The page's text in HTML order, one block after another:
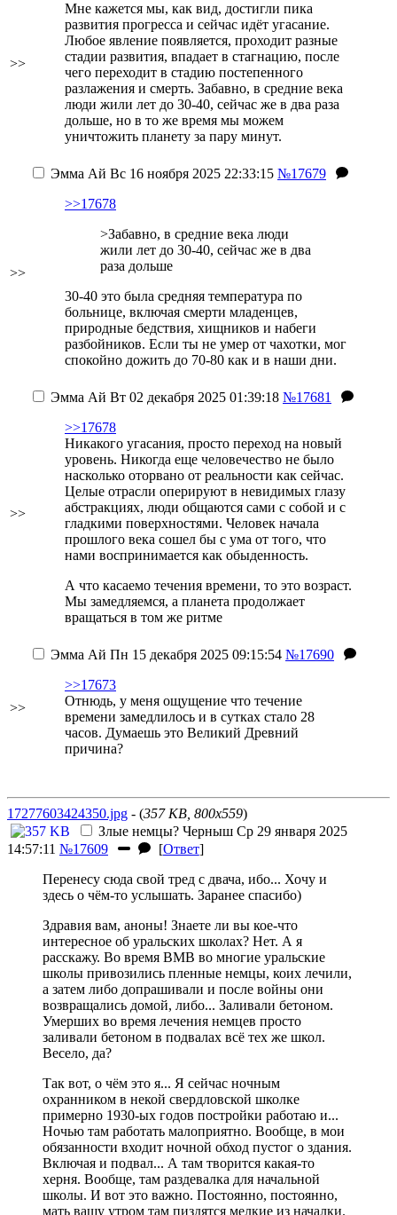
>>
Мне кажется мы, как вид, достигли пика
развития прогресса и сейчас идёт угасание.
Любое явление появляется, проходит разные
стадии развития, впадает в стагнацию, после
чего переходит в стадию постепенного
разлажения и смерть. Забавно, в средние века
люди жили лет до 30-40, сейчас же в два раза
дольше, но в то же время мы можем
уничтожить планету за пару минут.
>>
Эмма Ай Вс 16 ноября 2025 22:33:15 №17679
>>17678
>Забавно, в средние века люди
жили лет до 30-40, сейчас же в два
раза дольше
30-40 это была средняя температура по
больнице, включая смерти младенцев,
природные бедствия, хищников и набеги
разбойников. Если ты не умер от чахотки, мог
спокойно дожить до 70-80 как и в наши дни.
>>
Эмма Ай Вт 02 декабря 2025 01:39:18 №17681
>>17678
Никакого угасания, просто переход на новый
уровень. Никогда еще человечество не было
насколько оторвано от реальности как сейчас.
Целые отрасли оперируют в невидимых глазу
абстракциях, люди общаются сами с собой и с
гладкими поверхностями. Человек начала
прошлого века сошел бы с ума от того, что
нами воспринимается как обыденность.
А что касаемо течения времени, то это возраст.
Мы замедляемся, а планета продолжает
вращаться в том же ритме
>>
Эмма Ай Пн 15 декабря 2025 09:15:54 №17690
>>17673
Отнюдь, у меня ощущение что течение
времени замедлилось и в сутках стало 28
часов. Думаешь это Великий Древний
причина?
17277603424350.jpg - (357 KB, 800x559)
Злые немцы? Черныш Ср 29 января 2025
14:57:11 №17609 [Ответ]
Перенесу сюда свой тред с двача, ибо... Хочу и
здесь о чём-то услышать. Заранее спасибо)
Здравия вам, аноны! Знаете ли вы кое-что
интересное об уральских школах? Нет. А я
расскажу. Во время ВМВ во многие уральские
школы привозились пленные немцы, коих лечили,
а затем либо допрашивали и после войны они
возвращались домой, либо... Заливали бетоном.
Умерших во время лечения немцев просто
заливали бетоном в подвалах всё тех же школ.
Весело, да?
Так вот, о чём это я... Я сейчас ночным
охранником в некой свердловской школке
примерно 1930-ых годов постройки работаю и...
Ночью там работать малоприятно. Вообще, в мои
обязанности входит ночной обход пустог о здания.
Включая и подвал... А там творится какая-то
херня. Вообще, там раздевалка для начальной
школы. И вот это важно. Постоянно, постоянно,
мать вашу утром там пиздятся мелкие из началки.